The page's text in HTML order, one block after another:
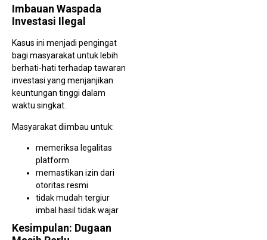
Imbauan Waspada
Investasi Ilegal
Kasus ini menjadi pengingat
bagi masyarakat untuk lebih
berhati-hati terhadap tawaran
investasi yang menjanjikan
keuntungan tinggi dalam
waktu singkat.
Masyarakat diimbau untuk:
memeriksa legalitas
platform
memastikan izin dari
otoritas resmi
tidak mudah tergiur
imbal hasil tidak wajar
Kesimpulan: Dugaan